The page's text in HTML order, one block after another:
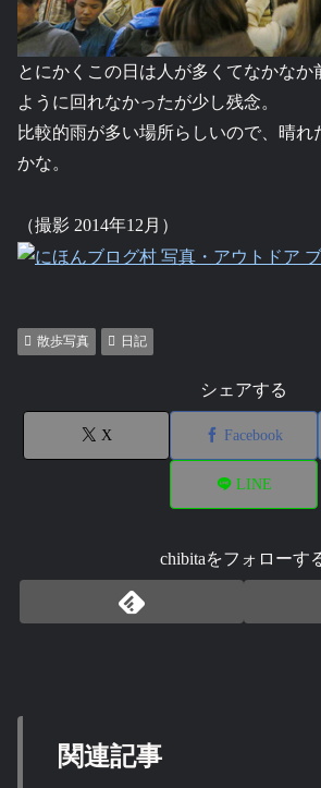
とにかくこの日は人が多くてなかなか
ように回れなかったが少し残念。
比較的雨が多い場所らしいので、晴れ
かな。
（撮影 2014年12月）
散歩写真 日記
シェアする
X Facebook
LINE
chibitaをフォローす
関連記事